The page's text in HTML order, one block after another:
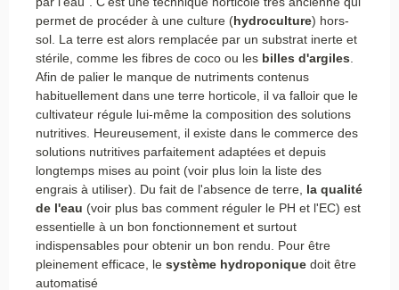
permet de procéder à une culture (hydroculture) hors-
sol. La terre est alors remplacée par un substrat inerte et
stérile, comme les fibres de coco ou les billes d'argiles
Afin de palier le manque de nutriments contenus
habituellement dans une terre horticole, il va falloir que le
cultivateur régule lui-même la composition des solutions
nutritives. Heureusement, il existe dans le commerce des
solutions nutritives parfaitement adaptées et depuis
longtemps mises au point (voir plus loin la liste des
engrais à utiliser). Du fait de l'absence de terre, la qualité
de l'eau (voir plus bas comment réguler le PH et l'EC) est
essentielle à un bon fonctionnement et surtout
indispensables pour obtenir un bon rendu. Pour être
pleinement efficace, le système hydroponique doit être
automatisé